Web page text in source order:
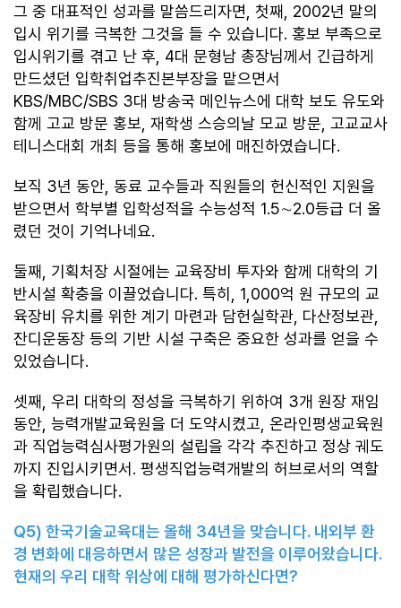
그 중 대표적인 성과를 말씀드리자면, 첫째, 2002년 말의
입시 위기를 극복한 그것을 들 수 있습니다. 홍보 부족으로
입시위기를 겪고 난 후, 4대 문형남 총장님께서 긴급하게
만드셨던 입학취업추진본부장을 맡으면서
KBS/MBC/SBS 3대 방송국 메인뉴스에 대학 보도 유도와
함께 고교 방문 홍보, 재학생 스승의날 모교 방문, 고교교사
테니스대회 개최 등을 통해 홍보에 매진하였습니다.
보직 3년 동안, 동료 교수들과 직원들의 헌신적인 지원을
받으면서 학부별 입학성적을 수능성적 1.5∼2.0등급 더 올
렸던 것이 기억나네요.
둘째, 기획처장 시절에는 교육장비 투자와 함께 대학의 기
반시설 확충을 이끌었습니다. 특히, 1,000억 원 규모의 교
육장비 유치를 위한 계기 마련과 담헌실학관, 다산정보관,
잔디운동장 등의 기반 시설 구축은 중요한 성과를 얻을 수
있었습니다.
셋째, 우리 대학의 정성을 극복하기 위하여 3개 원장 재임
동안, 능력개발교육원을 더 도약시켰고, 온라인평생교육원
과 직업능력심사평가원의 설립을 각각 추진하고 정상 궤도
까지 진입시키면서. 평생직업능력개발의 허브로서의 역할
을 확립했습니다.
Q5) 한국기술교육대는 올해 34년을 맞습니다. 내외부 환
경 변화에 대응하면서 많은 성장과 발전을 이루어왔습니다.
현재의 우리 대학 위상에 대해 평가하신다면?